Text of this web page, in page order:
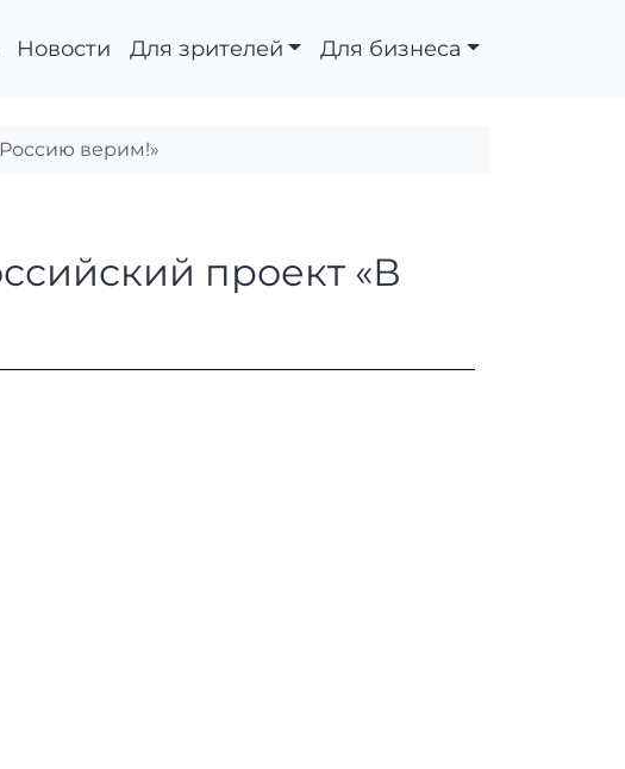
Новости Для зрителей Для бизнеса
верим!»
Всероссийский
проект «В